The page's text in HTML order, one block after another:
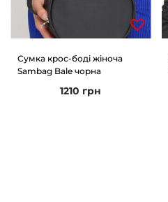
Сумка крос-боді жіноча
Sambag Bale чорна
1210 грн